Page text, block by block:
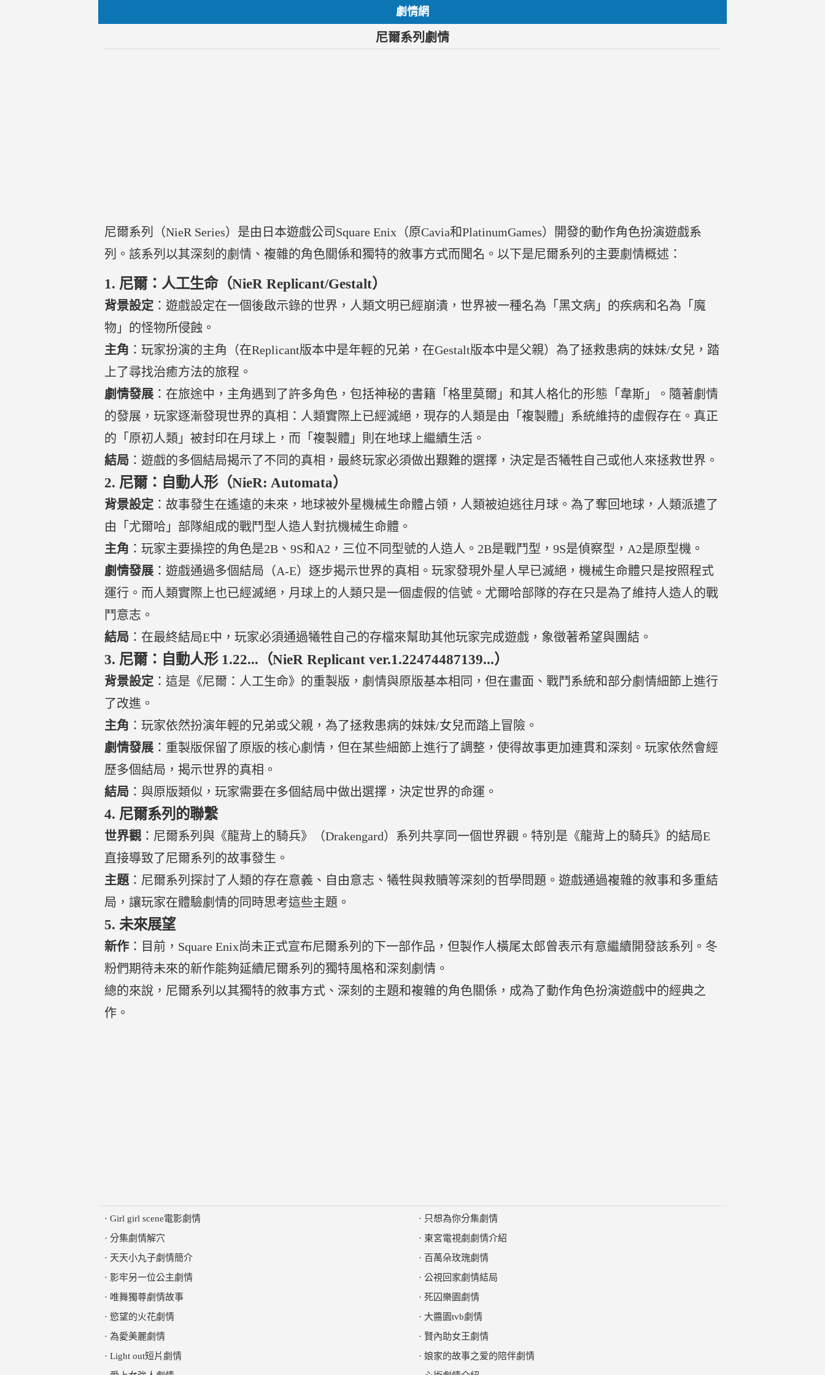
劇情網
尼爾系列劇情
尼爾系列（NieR Series）是由日本遊戲公司Square Enix（原Cavia和PlatinumGames）開發的動作角色扮演遊戲系
列。該系列以其深刻的劇情、複雜的角色關係和獨特的敘事方式而聞名。以下是尼爾系列的主要劇情概述：
1. 尼爾：人工生命（NieR Replicant/Gestalt）
背景設定 ：遊戲設定在一個後啟示錄的世界，人類文明已經崩潰，世界被一種名為「黑文病」的疾病和名為「魔
物」的怪物所侵蝕。
主角 ：玩家扮演的主角（在Replicant版本中是年輕的兄弟，在Gestalt版本中是父親）為了拯救患病的妹妹/女兒，踏
上了尋找治癒方法的旅程。
劇情發展 ：在旅途中，主角遇到了許多角色，包括神秘的書籍「格里莫爾」和其人格化的形態「韋斯」。隨著劇情
的發展，玩家逐漸發現世界的真相：人類實際上已經滅絕，現存的人類是由「複製體」系統維持的虛假存在。真正
的「原初人類」被封印在月球上，而「複製體」則在地球上繼續生活。
結局 ：遊戲的多個結局揭示了不同的真相，最終玩家必須做出艱難的選擇，決定是否犧牲自己或他人來拯救世界。
2. 尼爾：自動人形（NieR: Automata）
背景設定 ：故事發生在遙遠的未來，地球被外星機械生命體占領，人類被迫逃往月球。為了奪回地球，人類派遣了
由「尤爾哈」部隊組成的戰鬥型人造人對抗機械生命體。
主角 ：玩家主要操控的角色是2B、9S和A2，三位不同型號的人造人。2B是戰鬥型，9S是偵察型，A2是原型機。
劇情發展 ：遊戲通過多個結局（A-E）逐步揭示世界的真相。玩家發現外星人早已滅絕，機械生命體只是按照程式
運行。而人類實際上也已經滅絕，月球上的人類只是一個虛假的信號。尤爾哈部隊的存在只是為了維持人造人的戰
鬥意志。
結局 ：在最終結局E中，玩家必須通過犧牲自己的存檔來幫助其他玩家完成遊戲，象徵著希望與團結。
3. 尼爾：自動人形 1.22...（NieR Replicant ver.1.22474487139...）
背景設定 ：這是《尼爾：人工生命》的重製版，劇情與原版基本相同，但在畫面、戰鬥系統和部分劇情細節上進行
了改進。
主角 ：玩家依然扮演年輕的兄弟或父親，為了拯救患病的妹妹/女兒而踏上冒險。
劇情發展 ：重製版保留了原版的核心劇情，但在某些細節上進行了調整，使得故事更加連貫和深刻。玩家依然會經
歷多個結局，揭示世界的真相。
結局 ：與原版類似，玩家需要在多個結局中做出選擇，決定世界的命運。
4. 尼爾系列的聯繫
世界觀 ：尼爾系列與《龍背上的騎兵》（Drakengard）系列共享同一個世界觀。特別是《龍背上的騎兵》的結局E
直接導致了尼爾系列的故事發生。
主題 ：尼爾系列探討了人類的存在意義、自由意志、犧牲與救贖等深刻的哲學問題。遊戲通過複雜的敘事和多重結
局，讓玩家在體驗劇情的同時思考這些主題。
5. 未來展望
新作 ：目前，Square Enix尚未正式宣布尼爾系列的下一部作品，但製作人橫尾太郎曾表示有意繼續開發該系列。冬
粉們期待未來的新作能夠延續尼爾系列的獨特風格和深刻劇情。
總的來說，尼爾系列以其獨特的敘事方式、深刻的主題和複雜的角色關係，成為了動作角色扮演遊戲中的經典之
作。
· Girl girl scene電影劇情
· 分集劇情解穴
· 天天小丸子劇情簡介
· 影牢另一位公主劇情
· 唯舞獨尊劇情故事
· 慾望的火花劇情
· 為愛美麗劇情
· Light out短片劇情
· 只想為你分集劇情
· 東宮電視劇劇情介紹
· 百萬朵玫瑰劇情
· 公視回家劇情結局
· 死囚樂園劇情
· 大醬園tvb劇情
· 賢內助女王劇情
· 娘家的故事之爱的陪伴劇情